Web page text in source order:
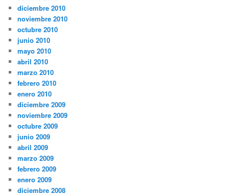
diciembre 2010
noviembre 2010
octubre 2010
junio 2010
mayo 2010
abril 2010
marzo 2010
febrero 2010
enero 2010
diciembre 2009
noviembre 2009
octubre 2009
junio 2009
abril 2009
marzo 2009
febrero 2009
enero 2009
diciembre 2008